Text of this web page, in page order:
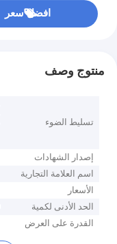
افضل سعر
منتوج وصف
تسليط الضوء
إصدار الشهادات
اسم العلامة التجارية
الأسعار
الحد الأدنى لكمية
القدرة على العرض